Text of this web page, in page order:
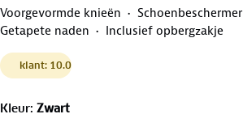
Voorgevormde knieën
Schoenbeschermer
Getapete naden
Inclusief opbergzakje
klant: 10.0
Kleur: Zwart